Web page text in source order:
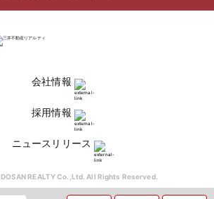
会社情報
採用情報
ニュースリリース
REALTY Co.,Ltd. All Rights Reserved.